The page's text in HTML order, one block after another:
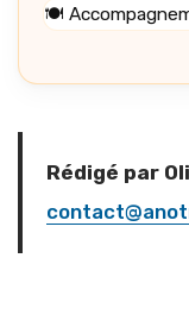
🍽️
Rédigé par